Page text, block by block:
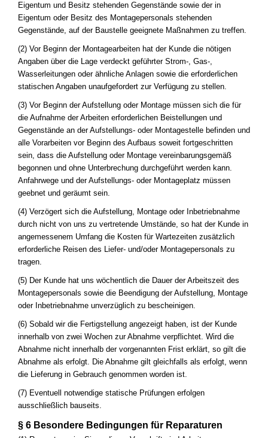
Eigentum und Besitz stehenden Gegenstände sowie der in
Eigentum oder Besitz des Montagepersonals stehenden
Gegenstände, auf der Baustelle geeignete Maßnahmen zu treffen.
(2) Vor Beginn der Montagearbeiten hat der Kunde die nötigen
Angaben über die Lage verdeckt geführter Strom-, Gas-,
Wasserleitungen oder ähnliche Anlagen sowie die erforderlichen
statischen Angaben unaufgefordert zur Verfügung zu stellen.
(3) Vor Beginn der Aufstellung oder Montage müssen sich die für
die Aufnahme der Arbeiten erforderlichen Beistellungen und
Gegenstände an der Aufstellungs- oder Montagestelle befinden und
alle Vorarbeiten vor Beginn des Aufbaus soweit fortgeschritten
sein, dass die Aufstellung oder Montage vereinbarungsgemäß
begonnen und ohne Unterbrechung durchgeführt werden kann.
Anfahrwege und der Aufstellungs- oder Montageplatz müssen
geebnet und geräumt sein.
(4) Verzögert sich die Aufstellung, Montage oder Inbetriebnahme
durch nicht von uns zu vertretende Umstände, so hat der Kunde in
angemessenem Umfang die Kosten für Wartezeiten zusätzlich
erforderliche Reisen des Liefer- und/oder Montagepersonals zu
tragen.
(5) Der Kunde hat uns wöchentlich die Dauer der Arbeitszeit des
Montagepersonals sowie die Beendigung der Aufstellung, Montage
oder Inbetriebnahme unverzüglich zu bescheinigen.
(6) Sobald wir die Fertigstellung angezeigt haben, ist der Kunde
innerhalb von zwei Wochen zur Abnahme verpflichtet. Wird die
Abnahme nicht innerhalb der vorgenannten Frist erklärt, so gilt die
Abnahme als erfolgt. Die Abnahme gilt gleichfalls als erfolgt, wenn
die Lieferung in Gebrauch genommen worden ist.
(7) Eventuell notwendige statische Prüfungen erfolgen
ausschließlich bauseits.
§ 6 Besondere Bedingungen für Reparaturen